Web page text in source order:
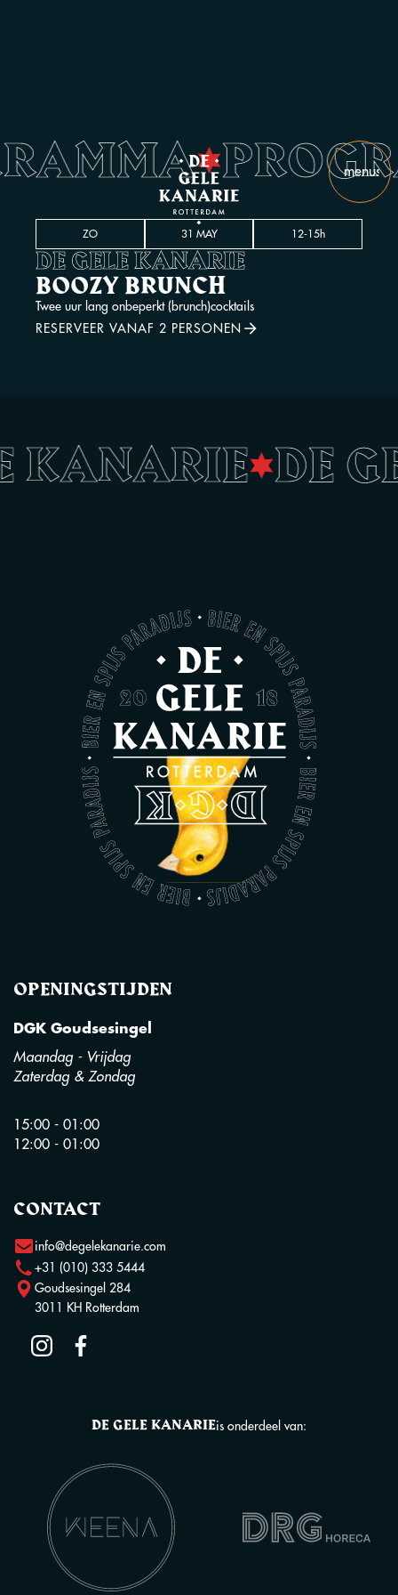
menu
•
ZO 31 MAY 12-15h
DE GELE KANARIE
BOOZY BRUNCH
Twee uur lang onbeperkt (brunch)cocktails
RESERVEER VANAF 2 PERSONEN
KANARIE•DE
OPENINGSTIJDEN
DGK Goudsesingel
Maandag - Vrijdag
Zaterdag & Zondag
15:00 - 01:00
12:00 - 01:00
CONTACT
info@degelekanarie.com
+31 (010) 333 5444
Goudsesingel 284
3011 KH Rotterdam
DE GELE KANARIEis onderdeel van: